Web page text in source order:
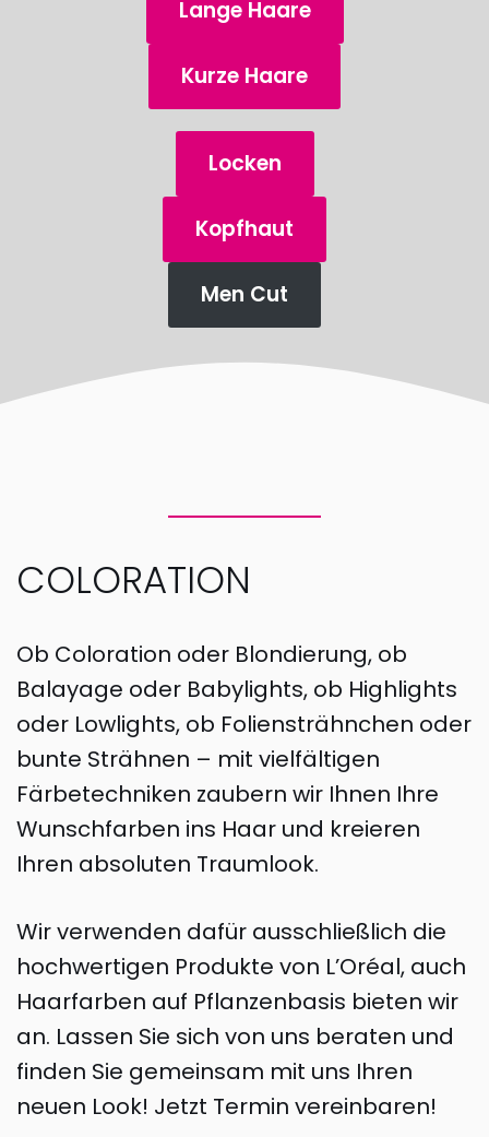
Lange Haare
Kurze Haare
Locken
Kopfhaut
Men Cut
COLORATION
Ob Coloration oder Blondierung, ob
Balayage oder Babylights, ob Highlights
oder Lowlights, ob Foliensträhnchen oder
bunte Strähnen – mit vielfältigen
Färbetechniken zaubern wir Ihnen Ihre
Wunschfarben ins Haar und kreieren
Ihren absoluten Traumlook.
Wir verwenden dafür ausschließlich die
hochwertigen Produkte von L’Oréal, auch
Haarfarben auf Pflanzenbasis bieten wir
an. Lassen Sie sich von uns beraten und
finden Sie gemeinsam mit uns Ihren
neuen Look! Jetzt Termin vereinbaren!